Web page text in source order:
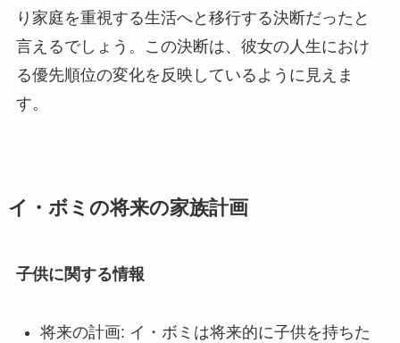
り家庭を重視する生活へと移行する決断だったと
言えるでしょう。この決断は、彼女の人生におけ
る優先順位の変化を反映しているように見えま
す。
イ・ボミの将来の家族計画
子供に関する情報
将来の計画: イ・ボミは将来的に子供を持ちた